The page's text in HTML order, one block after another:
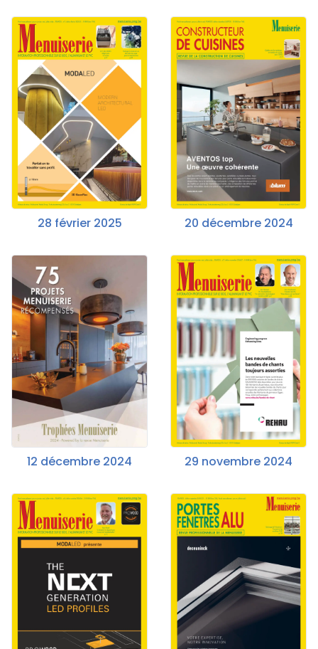
28 février 2025 20 décembre 2024
12 décembre 2024 29 novembre 2024